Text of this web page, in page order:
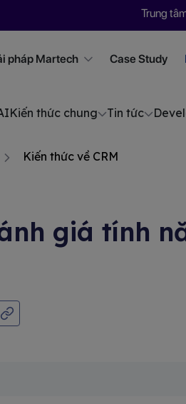
Trung
pháp Martech Case Study
Kiến thức chung Tin tức
Kiến thức về CRM
giá tính